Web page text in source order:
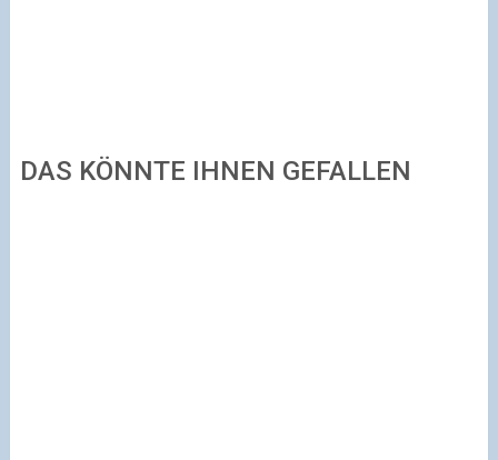
DAS KÖNNTE IHNEN GEFALLEN